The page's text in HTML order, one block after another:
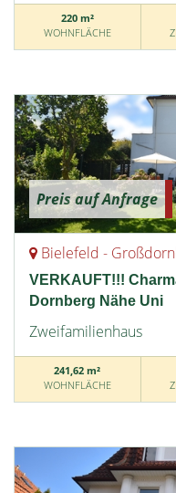
220 m²
WOHNFLÄCHE
Preis auf Anfrage
Bielefeld -
VERKAUFT!!!
Dornberg Nähe Uni
Zweifamilienhaus
241,62 m²
WOHNFLÄCHE